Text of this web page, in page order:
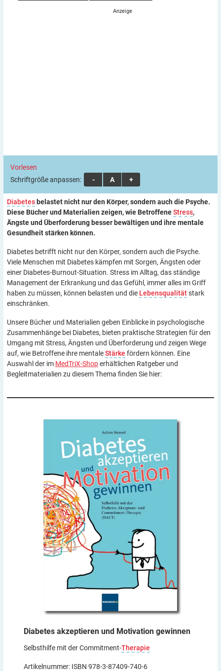
Vorlesen
Schriftgröße anpassen:
A A A
Diabetes belastet nicht nur den Körper, sondern auch die Psyche.
Diese Bücher und Materialien zeigen, wie BetroffeneStress,
Ängste und Überforderung besser bewältigen und ihre mentale
Gesundheit stärken können.
Diabetes betrifft nicht nur den Körper, sondern auch die Psyche.
Viele Menschen mit Diabetes kämpfen mit Sorgen, Ängsten oder
einer Diabetes-Burnout-Situation. Stress im Alltag, das ständige
Management der Erkrankung und das Gefühl, immer alles im Griff
haben zu müssen, können belasten und die Lebensqualitätstark
einschränken.
Unsere Bücher und Materialien geben Einblicke in psychologische
Zusammenhänge bei Diabetes, bieten praktische Strategien für den
Umgang mit Stress, Ängsten und Überforderung und zeigen Wege
auf, wie Betroffene ihre mentaleStärke fördern können. Eine
Auswahl der im MedTriX-Shoperhältlichen Ratgeber und
Begleitmaterialien zu diesem Thema finden Sie hier:
Diabetes akzeptieren und Motivation gewinnen
Selbsthilfe mit der Commitment-Therapie
Artikelnummer: ISBN 978-3-87409-740-6